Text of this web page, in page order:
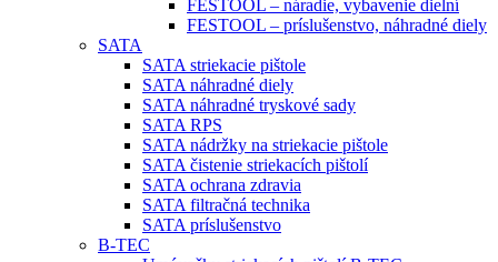
FESTOOL – náradie, vybavenie dielní
FESTOOL – príslušenstvo, náhradné diely
SATA
SATA striekacie pištole
SATA náhradné diely
SATA náhradné tryskové sady
SATA RPS
SATA nádržky na striekacie pištole
SATA čistenie striekacích pištolí
SATA ochrana zdravia
SATA filtračná technika
SATA príslušenstvo
B-TEC